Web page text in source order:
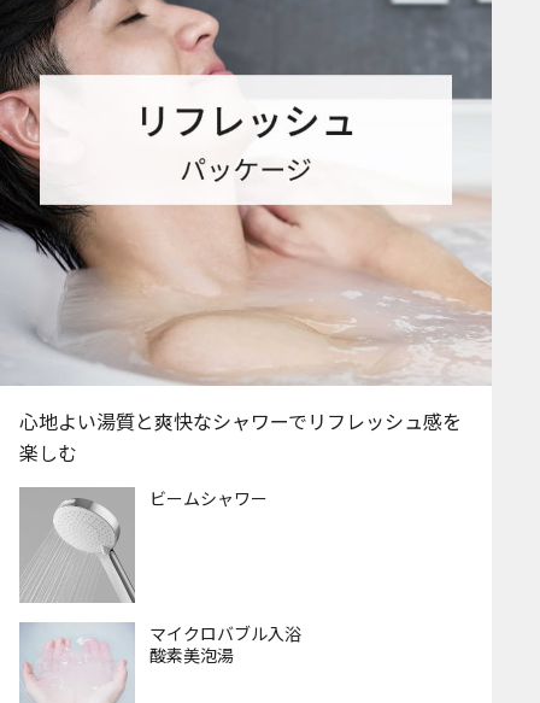
心地よい湯質と爽快なシャワーでリフレッシュ感を
楽しむ
ビームシャワー
マイクロバブル入浴
酸素美泡湯